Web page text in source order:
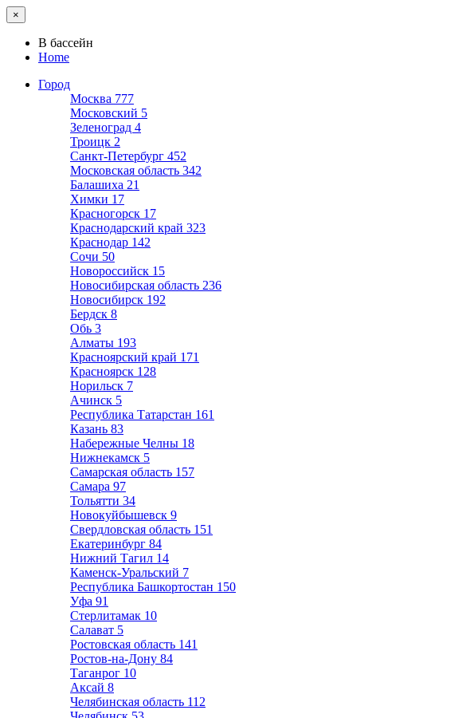
×
В бассейн
Home
Город
Москва 777
Московский 5
Зеленоград 4
Троицк 2
Санкт-Петербург 452
Московская область 342
Балашиха 21
Химки 17
Красногорск 17
Краснодарский край 323
Краснодар 142
Сочи 50
Новороссийск 15
Новосибирская область 236
Новосибирск 192
Бердск 8
Обь 3
Алматы 193
Красноярский край 171
Красноярск 128
Норильск 7
Ачинск 5
Республика Татарстан 161
Казань 83
Набережные Челны 18
Нижнекамск 5
Самарская область 157
Самара 97
Тольятти 34
Новокуйбышевск 9
Свердловская область 151
Екатеринбург 84
Нижний Тагил 14
Каменск-Уральский 7
Республика Башкортостан 150
Уфа 91
Стерлитамак 10
Салават 5
Ростовская область 141
Ростов-на-Дону 84
Таганрог 10
Аксай 8
Челябинская область 112